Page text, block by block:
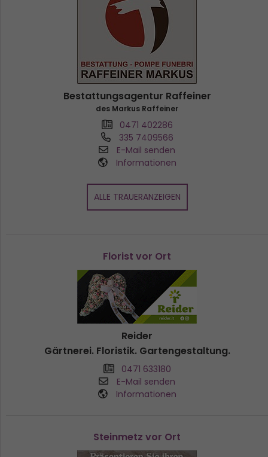
Bestattungsagentur Raffeiner
des Markus Raffeiner
0471 402286
335 7409566
E-Mail senden
Informationen
ALLE TRAUERANZEIGEN
Florist vor Ort
Reider
Gärtnerei. Floristik. Gartengestaltung.
0471 633180
E-Mail senden
Informationen
Steinmetz vor Ort